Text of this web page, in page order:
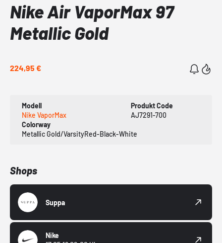
Nike Air VaporMax 97
Metallic Gold
224,95 €
Modell
Nike VaporMax
Produkt Code
AJ7291-700
Colorway
Metallic Gold/VarsityRed-Black-White
Shops
Suppa
Nike